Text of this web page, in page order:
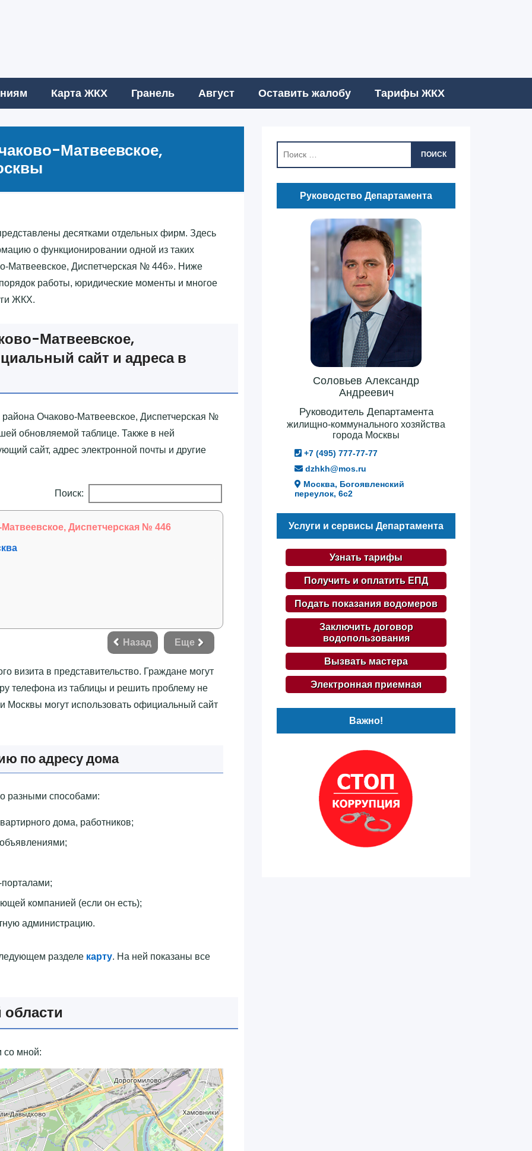
Карта ЖКХ Гранель Август Оставить жалобу Тарифы ЖКХ
Матвеевское,
десятками отдельных фирм. Здесь
о функционировании одной из таких
Матвеевское, Диспетчерская № 446»‎. Ниже
работы, юридические моменты и многое
ЖКХ.
Матвеевское,
сайт и адреса в
Очаково-Матвеевское, Диспетчерская №
обновляемой таблице. Также в ней
сайт, адрес электронной почты и другие
Поиск:
Диспетчерская № 446
Назад Еще
визита в представительство. Граждане могут
телефона из таблицы и решить проблему не
Москвы могут использовать официальный сайт
по адресу дома
разными способами:
дома, работников;
компанией (если он есть);
администрацию.
разделе карту. На ней показаны все
со мной:
ПОИСК
Руководство Департамента
Соловьев Александр
Андреевич
Руководитель Департамента
жилищно-коммунального хозяйства
города Москвы
+7 (495) 777-77-77
dzhkh@mos.ru
Москва, Богоявленский
переулок, 6с2
Услуги и сервисы Департамента
Узнать тарифы
Получить и оплатить ЕПД
Подать показания водомеров
Заключить договор
водопользования
Вызвать мастера
Электронная приемная
Важно!